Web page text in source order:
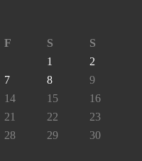
F S
S
1
2
7 8
9
14 15
16
21 22
23
28 29
30